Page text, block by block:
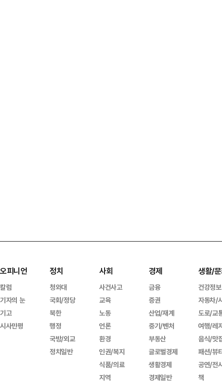
오피니언
칼럼
기자의 눈
기고
시사만평
정치
청와대
국회/정당
북한
행정
국방/외교
정치일반
사회
사건사고
교육
노동
언론
환경
인권/복지
식품/의료
지역
경제
금융
증권
산업/재계
중기/벤처
부동산
글로벌경제
생활경제
경제일반
생활/
건강정보
자동차/
도로/교
여행/레
음식/맛
패션/뷰
공연/전
책